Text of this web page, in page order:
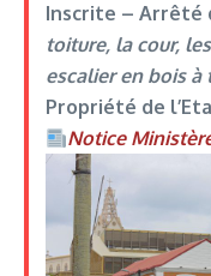
Inscrite – Arrêté
toiture, la cour,
escalier en bois à
Propriété de
Notice